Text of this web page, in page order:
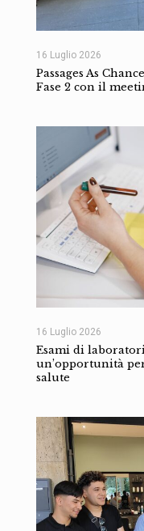
16 Luglio 2026
Passages As
Fase 2 con il
16 Luglio 2026
Esami di
un’opportunità
salute